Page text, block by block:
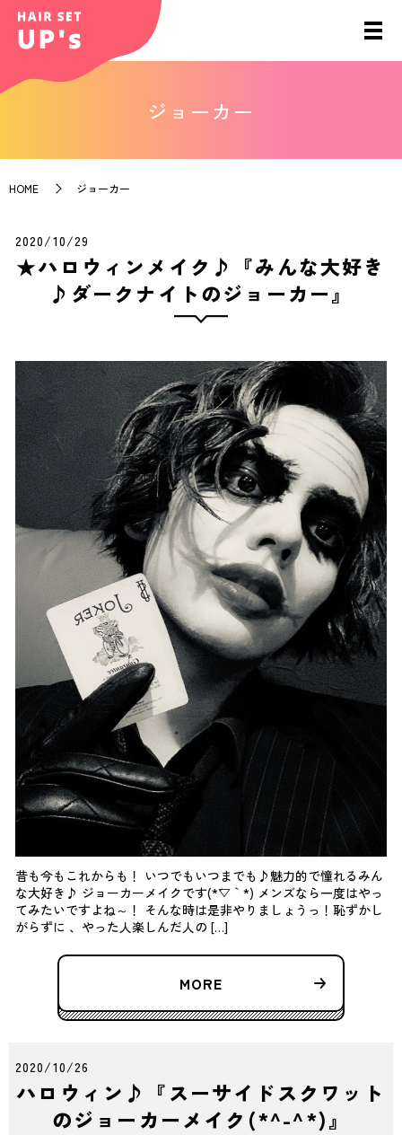
ジョーカー
HOME ジョーカー
2020/10/29
★ハロウィンメイク♪『みんな大好き
♪ダークナイトのジョーカー』
昔も今もこれからも！ いつでもいつまでも♪魅力的で憧れるみん
な大好き♪ ジョーカーメイクです(*´▽｀*) メンズなら一度はやっ
てみたいですよね～！ そんな時は是非やりましょうっ！恥ずかし
がらずに 、やった人楽しんだ人の […]
MORE
2020/10/26
ハロウィン♪『スーサイドスクワット
のジョーカーメイク(*^-^*)』